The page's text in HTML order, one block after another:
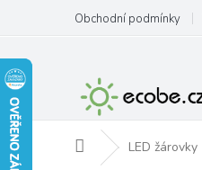
obsah
Obchodní podmínky
Domů LED žárovky